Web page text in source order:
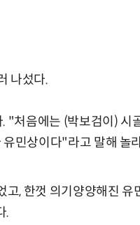
나섰다.
"처음에는 (박보검이) 시
민상이다"라고 말해 놀
, 한껏 의기양양해진 유
.